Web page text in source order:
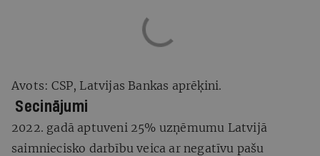
Avots: CSP, Latvijas Bankas aprēķini.
Secinājumi
2022. gadā aptuveni 25% uzņēmumu Latvijā
saimniecisko darbību veica ar negatīvu pašu